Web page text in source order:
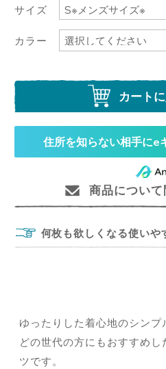
サイズ
カラー
カート
住所を知らない相手にe
商品につい
何枚も欲しくなる使いや
ゆったりした着心地のシンプ
どの世代の方にもおすすめ
ツです。